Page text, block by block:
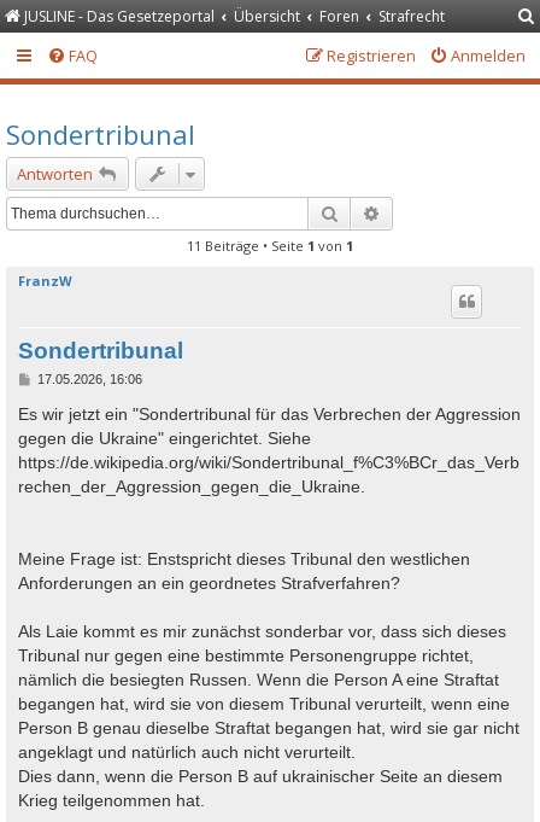
JUSLINE - Das Gesetzeportal Übersicht Foren Strafrecht
FAQ Anmelden
Registrieren
Sondertribunal
Antworten
Suche
11 Beiträge • Seite 1 von 1
FranzW
Sondertribunal
B
i
t
r
a
g
17.05.2026, 16:06
Es wir jetzt ein "Sondertribunal für das Verbrechen der Aggression
gegen die Ukraine" eingerichtet. Siehe
https://de.wikipedia.org/wiki/Sondertribunal_f%C3%BCr_das_Verb
rechen_der_Aggression_gegen_die_Ukraine.
Meine Frage ist: Enstspricht dieses Tribunal den westlichen
Anforderungen an ein geordnetes Strafverfahren?
Als Laie kommt es mir zunächst sonderbar vor, dass sich dieses
Tribunal nur gegen eine bestimmte Personengruppe richtet,
nämlich die besiegten Russen. Wenn die Person A eine Straftat
begangen hat, wird sie von diesem Tribunal verurteilt, wenn eine
Person B genau dieselbe Straftat begangen hat, wird sie gar nicht
angeklagt und natürlich auch nicht verurteilt.
Dies dann, wenn die Person B auf ukrainischer Seite an diesem
Krieg teilgenommen hat.